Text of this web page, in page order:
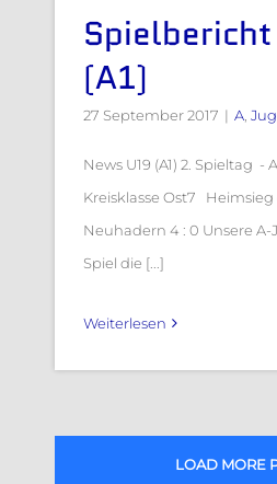
Spielbericht
(A1)
27 September 2017 | A,
News U19 (A1) 2. Spieltag -
Kreisklasse Ost7 Heimsieg
Neuhadern 4 : 0 Unsere
Spiel die [...]
Weiterlesen
LOAD MORE